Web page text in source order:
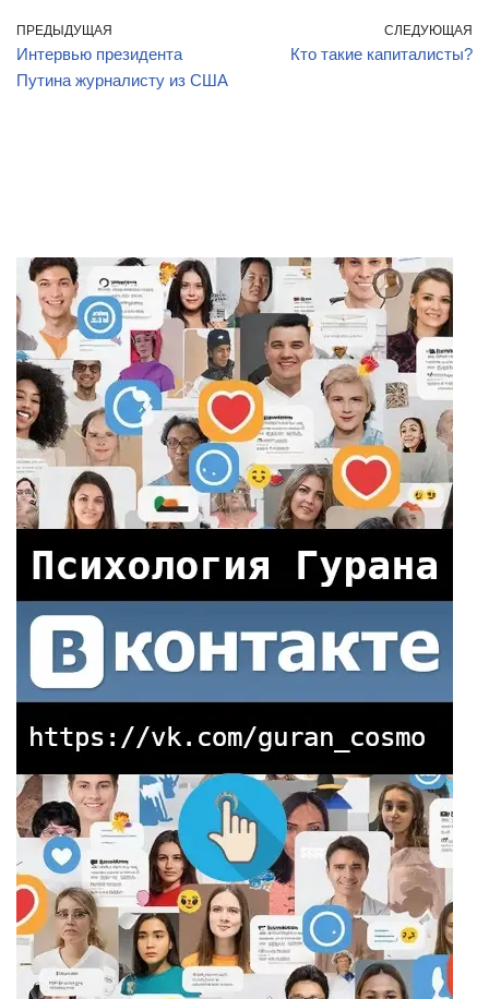
ПРЕДЫДУЩАЯ
Интервью президента
Путина журналисту из США
СЛЕДУЮЩАЯ
Кто такие капиталисты?